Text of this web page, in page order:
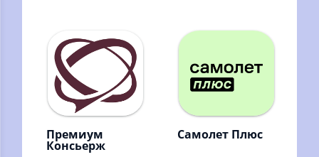
Кибла, Рамадан
виджет и
календарь, Хадисы
Премиум
Консьерж
Самолет Плюс